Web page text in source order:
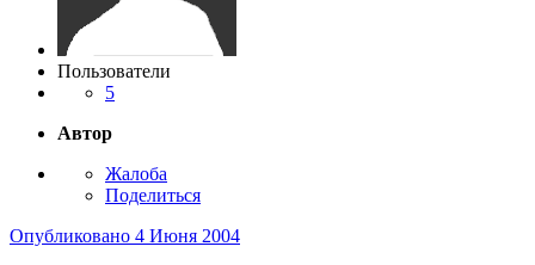
Пользователи
5
Автор
Жалоба
Поделиться
Опубликовано 4 Июня 2004